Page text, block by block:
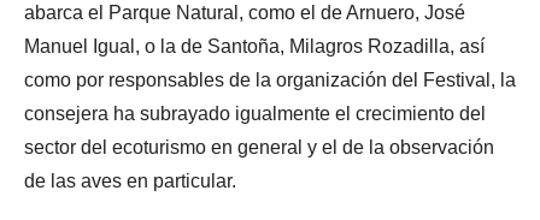
abarca el Parque Natural, como el de Arnuero, José
Manuel Igual, o la de Santoña, Milagros Rozadilla, así
como por responsables de la organización del Festival, la
consejera ha subrayado igualmente el crecimiento del
sector del ecoturismo en general y el de la observación
de las aves en particular.